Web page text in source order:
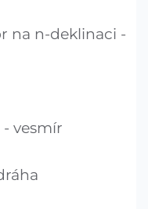
na n-deklinaci -
vesmír